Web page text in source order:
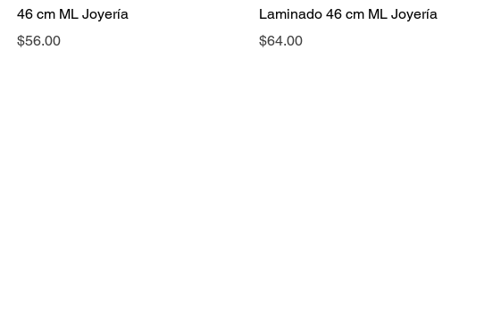
46 cm ML Joyería
Precio
$56.00
Laminado 46 cm ML Joyería
Precio
$64.00